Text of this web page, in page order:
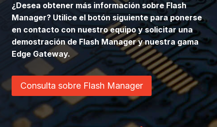
¿Desea obtener más información sobre Flash
Manager? Utilice el botón siguiente para ponerse
en contacto con nuestro equipo y solicitar una
demostración de Flash Manager y nuestra gama
Edge Gateway.
Consulta sobre Flash Manager